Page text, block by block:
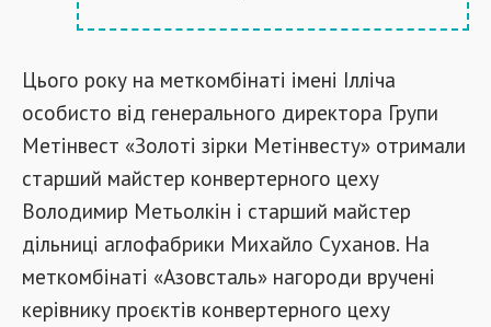
Цього року на меткомбінаті імені Ілліча
особисто від генерального директора Групи
Метінвест «Золоті зірки Метінвесту» отримали
старший майстер конвертерного цеху
Володимир Метьолкін і старший майстер
дільниці аглофабрики Михайло Суханов. На
меткомбінаті «Азовсталь» нагороди вручені
керівнику проєктів конвертерного цеху